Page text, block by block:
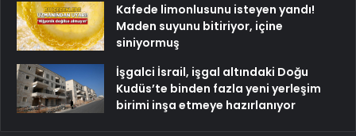
Kafede limonlusunu isteyen yandı!
Maden suyunu bitiriyor, içine
siniyormuş
İşgalci İsrail, işgal altındaki Doğu
Kudüs’te binden fazla yeni yerleşim
birimi inşa etmeye hazırlanıyor